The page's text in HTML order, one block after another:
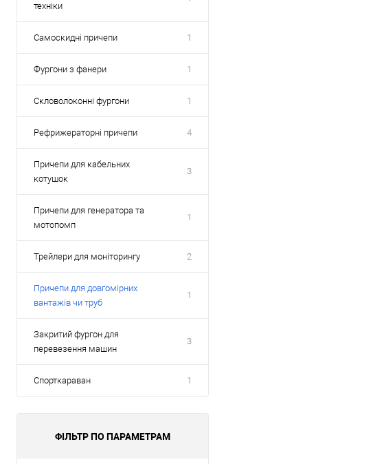
техніки
Самоскидні причепи 1
Фургони з фанери 1
Скловолоконні фургони 1
Рефрижераторні причепи 4
Причепи для кабельних
котушок
3
Причепи для генератора та
мотопомп
1
Трейлери для моніторингу 2
Причепи для довгомірних
вантажів чи труб
1
Закритий фургон для
перевезення машин
3
Спорткараван 1
ФІЛЬТР ПО ПАРАМЕТРАМ